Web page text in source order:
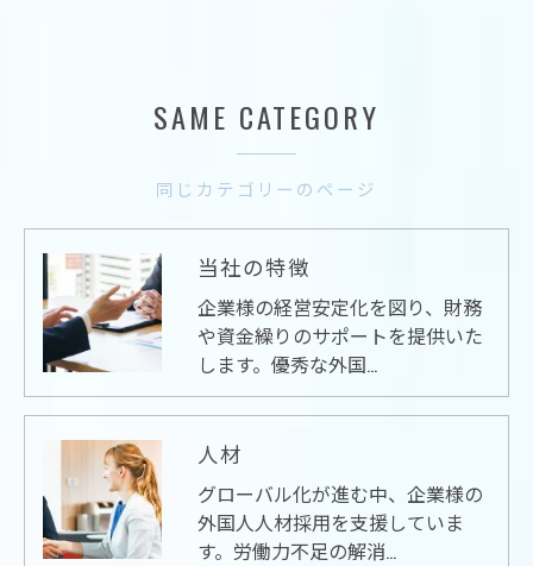
同じカテゴリーのページ
SAME CATEGORY
当社の特徴
企業様の経営安定化を図り、財務
や資金繰りのサポートを提供いた
します。優秀な外国…
人材
グローバル化が進む中、企業様の
外国人人材採用を支援していま
す。労働力不足の解消…